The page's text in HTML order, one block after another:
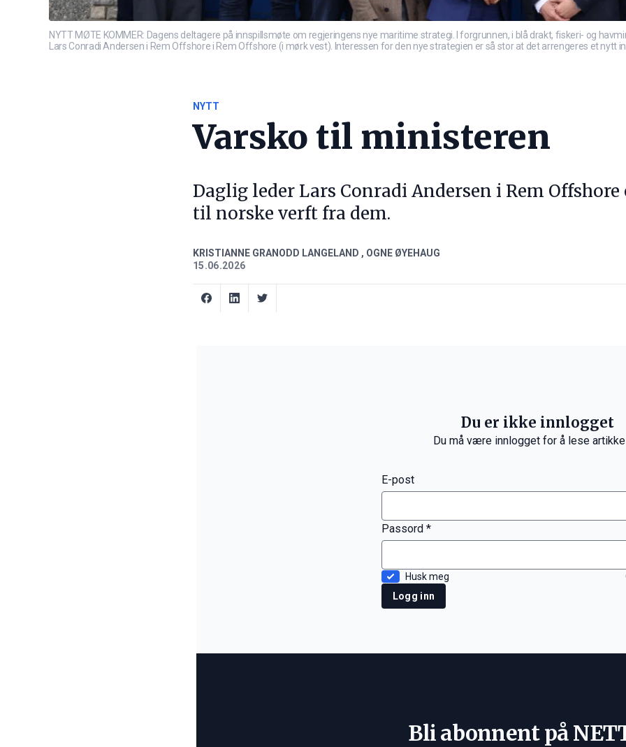
NYTT MØTE KOMMER: Dagens deltagere på innspillsmøte om regjeringens nye maritime strategi. I forgrunnen, i blå drakt, fiskeri- og
Lars Conradi Andersen i Rem Offshore i Rem Offshore (i mørk vest). Interessen for den nye strategien er så stor at det arrengeres et nytt
NYTT
Varsko til ministeren
Daglig leder Lars Conradi Andersen i Rem
til norske verft fra dem.
KRISTIANNE GRANODD LANGELAND , OGNE ØYEHAUG
15.06.2026
Du er ikke innlogget
Du må være innlogget for å lese
E-post
Passord *
Husk meg
Logg inn
Bli abonnent på